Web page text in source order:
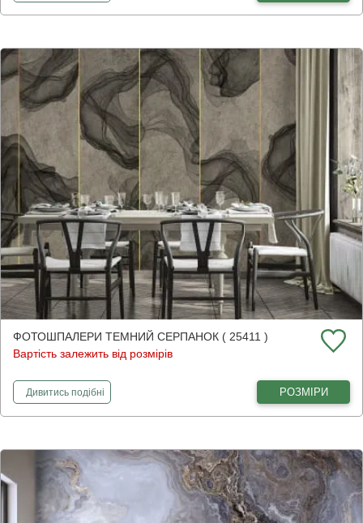
ФОТОШПАЛЕРИ ТЕМНИЙ СЕРПАНОК ( 25411 )
Вартість залежить від розмірів
Дивитисьфотошпалери
подібні РОЗМІРИ